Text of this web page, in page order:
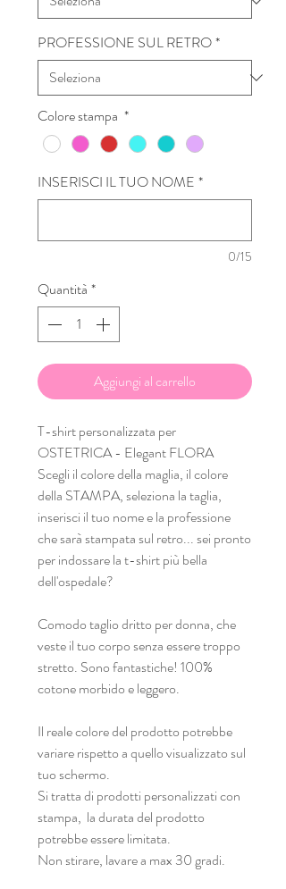
PROFESSIONE SUL RETRO*
Colore stampa *
INSERISCI IL TUO NOME *
0/15
Quantità *
Aggiungi al carrello
T-shirt personalizzata per
OSTETRICA - Elegant FLORA
Scegli il colore della maglia, il colore
della STAMPA, seleziona la taglia,
inserisci il tuo nome e la professione
che sarà stampata sul retro... sei pronto
per indossare la t-shirt più bella
dell'ospedale?
Comodo taglio dritto per donna, che
veste il tuo corpo senza essere troppo
stretto. Sono fantastiche! 100%
cotone morbido e leggero.
Il reale colore del prodotto potrebbe
variare rispetto a quello visualizzato sul
tuo schermo.
Si tratta di prodotti personalizzati con
stampa, la durata del prodotto
potrebbe essere limitata.
Non stirare, lavare a max 30 gradi.